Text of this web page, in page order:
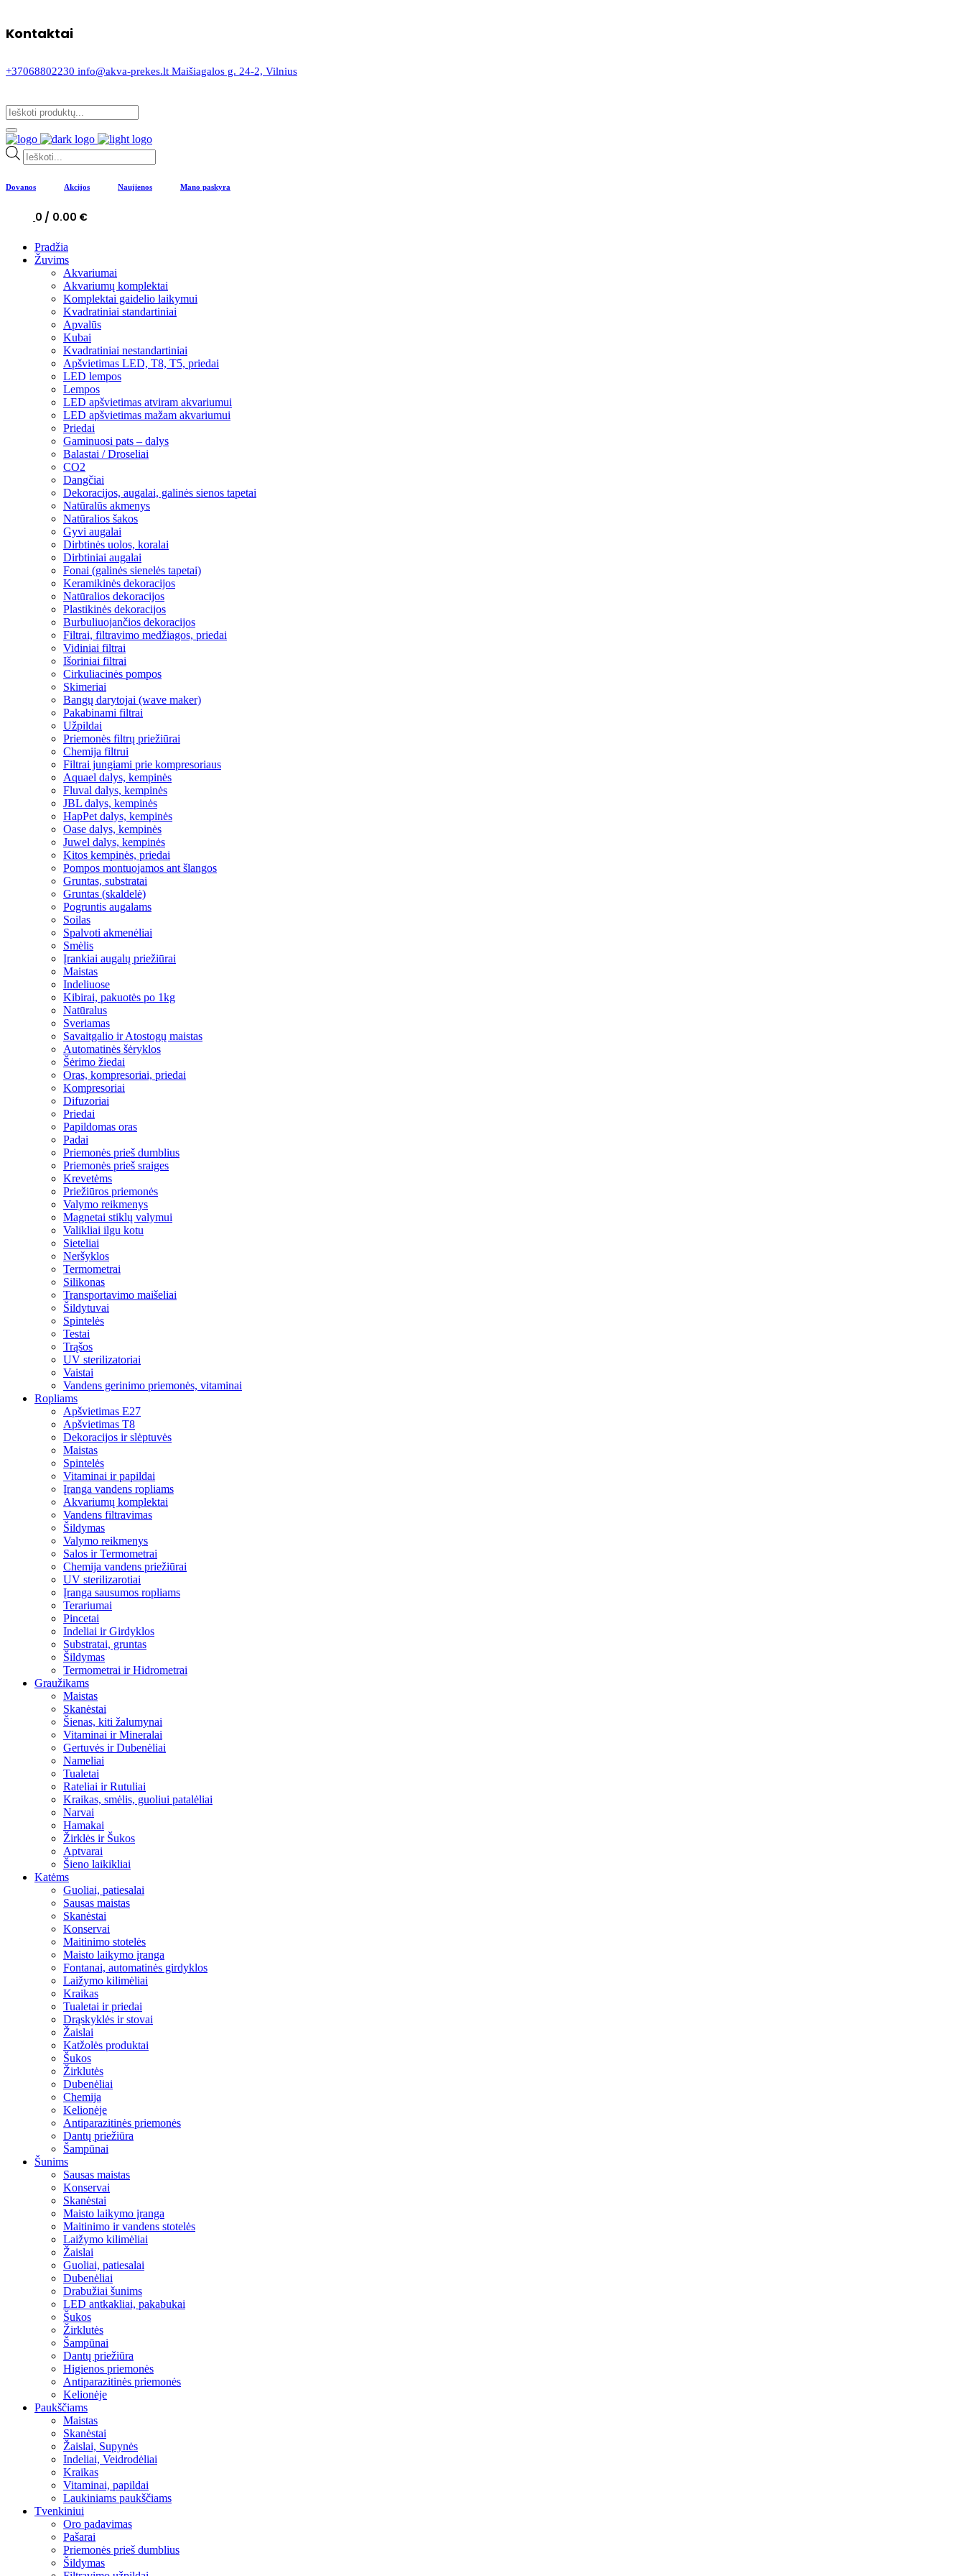
Kontaktai
+37068802230 info@akva-prekes.lt Maišiagalos g. 24-2, Vilnius
Products
search
Dovanos Akcijos Naujienos Mano paskyra
0 0.00 €
Pradžia
Žuvims
Akvariumai
Akvariumų komplektai
Komplektai gaidelio laikymui
Kvadratiniai standartiniai
Apvalūs
Kubai
Kvadratiniai nestandartiniai
Apšvietimas LED, T8, T5, priedai
LED lempos
Lempos
LED apšvietimas atviram akvariumui
LED apšvietimas mažam akvariumui
Priedai
Gaminuosi pats – dalys
Balastai / Droseliai
CO2
Dangčiai
Dekoracijos, augalai, galinės sienos tapetai
Natūralūs akmenys
Natūralios šakos
Gyvi augalai
Dirbtinės uolos, koralai
Dirbtiniai augalai
Fonai (galinės sienelės tapetai)
Keramikinės dekoracijos
Natūralios dekoracijos
Plastikinės dekoracijos
Burbuliuojančios dekoracijos
Filtrai, filtravimo medžiagos, priedai
Vidiniai filtrai
Išoriniai filtrai
Cirkuliacinės pompos
Skimeriai
Bangų darytojai (wave maker)
Pakabinami filtrai
Užpildai
Priemonės filtrų priežiūrai
Chemija filtrui
Filtrai jungiami prie kompresoriaus
Aquael dalys, kempinės
Fluval dalys, kempinės
JBL dalys, kempinės
HapPet dalys, kempinės
Oase dalys, kempinės
Juwel dalys, kempinės
Kitos kempinės, priedai
Pompos montuojamos ant šlangos
Gruntas, substratai
Gruntas (skaldelė)
Pogruntis augalams
Soilas
Spalvoti akmenėliai
Smėlis
Įrankiai augalų priežiūrai
Maistas
Indeliuose
Kibirai, pakuotės po 1kg
Natūralus
Sveriamas
Savaitgalio ir Atostogų maistas
Automatinės šėryklos
Šėrimo žiedai
Oras, kompresoriai, priedai
Kompresoriai
Difuzoriai
Priedai
Papildomas oras
Padai
Priemonės prieš dumblius
Priemonės prieš sraiges
Krevetėms
Priežiūros priemonės
Valymo reikmenys
Magnetai stiklų valymui
Valikliai ilgu kotu
Sieteliai
Neršyklos
Termometrai
Silikonas
Transportavimo maišeliai
Šildytuvai
Spintelės
Testai
Trąšos
UV sterilizatoriai
Vaistai
Vandens gerinimo priemonės, vitaminai
Ropliams
Apšvietimas E27
Apšvietimas T8
Dekoracijos ir slėptuvės
Maistas
Spintelės
Vitaminai ir papildai
Įranga vandens ropliams
Akvariumų komplektai
Vandens filtravimas
Šildymas
Valymo reikmenys
Salos ir Termometrai
Chemija vandens priežiūrai
UV sterilizarotiai
Įranga sausumos ropliams
Terariumai
Pincetai
Indeliai ir Girdyklos
Substratai, gruntas
Šildymas
Termometrai ir Hidrometrai
Graužikams
Maistas
Skanėstai
Šienas, kiti žalumynai
Vitaminai ir Mineralai
Gertuvės ir Dubenėliai
Nameliai
Tualetai
Rateliai ir Rutuliai
Kraikas, smėlis, guoliui patalėliai
Narvai
Hamakai
Žirklės ir Šukos
Aptvarai
Šieno laikikliai
Katėms
Guoliai, patiesalai
Sausas maistas
Skanėstai
Konservai
Maitinimo stotelės
Maisto laikymo įranga
Fontanai, automatinės girdyklos
Laižymo kilimėliai
Kraikas
Tualetai ir priedai
Drąskyklės ir stovai
Žaislai
Katžolės produktai
Šukos
Žirklutės
Dubenėliai
Chemija
Kelionėje
Antiparazitinės priemonės
Dantų priežiūra
Šampūnai
Šunims
Sausas maistas
Konservai
Skanėstai
Maisto laikymo įranga
Maitinimo ir vandens stotelės
Laižymo kilimėliai
Žaislai
Guoliai, patiesalai
Dubenėliai
Drabužiai šunims
LED antkakliai, pakabukai
Šukos
Žirklutės
Šampūnai
Dantų priežiūra
Higienos priemonės
Antiparazitinės priemonės
Kelionėje
Paukščiams
Maistas
Skanėstai
Žaislai, Supynės
Indeliai, Veidrodėliai
Kraikas
Vitaminai, papildai
Laukiniams paukščiams
Tvenkiniui
Oro padavimas
Pašarai
Priemonės prieš dumblius
Šildymas